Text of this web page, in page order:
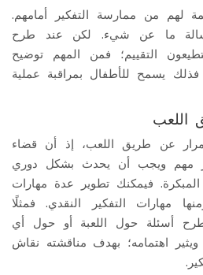
لهم من ممارسة التفكير أمامهم.
ما عن شيء. لكن عند طرح
التقييم؛ فمن المهم توضيح
فذلك يسمح للأطفال بمراقبة عملية
عن طريق اللعب، إذ أن قضاء
مهم ويجب أن يحدث بشكل دوري
فيمكنك تطوير عدة مهارات
مهارات التفكير النقدي. فمثلًا
أسئلة حول اللعبة أو حول أي
اهتمامه؛ بهدف مناقشته نقاش